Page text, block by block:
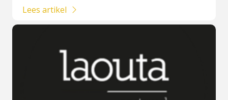
Lees artikel